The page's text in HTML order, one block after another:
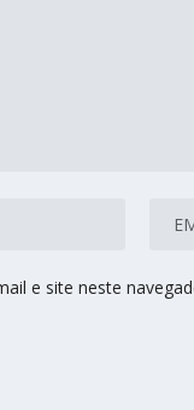
e site neste